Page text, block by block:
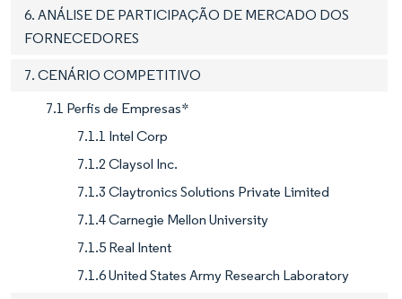
6. ANÁLISE DE PARTICIPAÇÃO DE MERCADO DOS
FORNECEDORES
7. CENÁRIO COMPETITIVO
7.1 Perfis de Empresas*
7.1.1 Intel Corp
7.1.2 Claysol Inc.
7.1.3 Claytronics Solutions Private Limited
7.1.4 Carnegie Mellon University
7.1.5 Real Intent
7.1.6 United States Army Research Laboratory